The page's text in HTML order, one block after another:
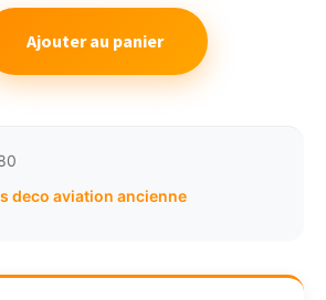
Ajouter au panier
deco aviation ancienne